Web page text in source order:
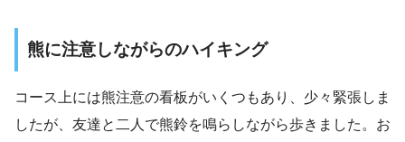
熊に注意しながらのハイキング
コース上には熊注意の看板がいくつもあり、少々緊張しま
したが、友達と二人で熊鈴を鳴らしながら歩きました。お